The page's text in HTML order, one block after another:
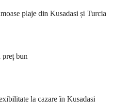
plaje din Kusadasi și Turcia
preț bun
la cazare în Kusadasi